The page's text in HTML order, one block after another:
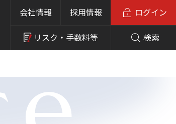
会社情報 採用情報
リスク・ 手数料等 検索
ログイン